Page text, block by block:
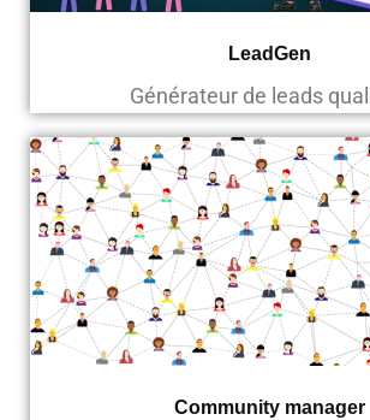
LeadGen
Générateur de leads
Community manager